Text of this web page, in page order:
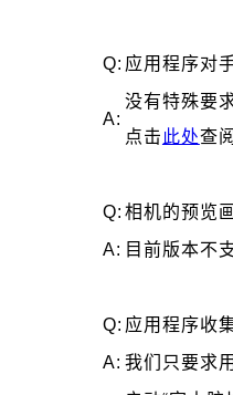
Q: 应用程序对
A:
没有特殊要
点击 此处查
Q: 相机的预览
A: 目前版本不
Q: 应用程序收
A: 我们只要求